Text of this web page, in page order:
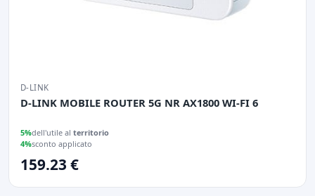
D-LINK
D-LINK MOBILE ROUTER 5G NR AX1800 WI-FI 6
5%dell'utile al territorio
4%sconto applicato
159.23 €